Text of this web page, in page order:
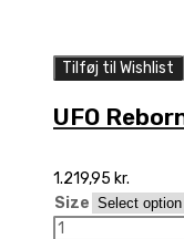
Tilføj til Wishlist
UFO
1.219,95 kr.
Size
UFO